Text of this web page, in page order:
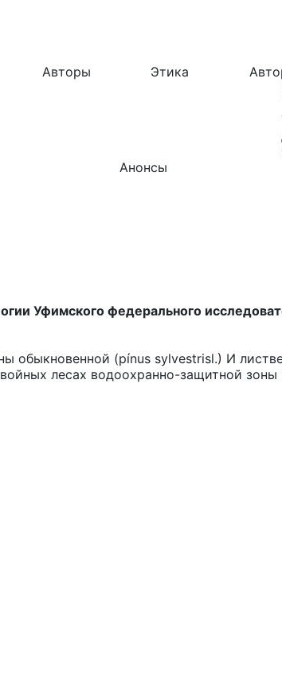
Авторы Этика
Анонсы
Уфимского федерального
обыкновенной (pínus sylvestrisl.) И
лесах водоохранно-защитной зоны